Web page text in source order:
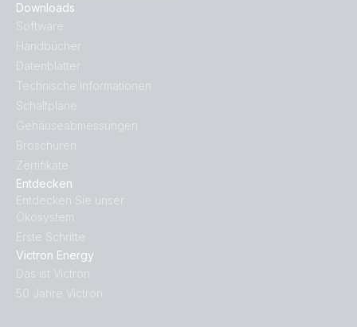
Entdecken
Entdecken Sie unser
Ökosystem
Erste Schritte
Victron Energy
Das ist Victron
50 Jahre Victron
Downloads
Software
Handbücher
Datenblätter
Technische Informationen
Schaltpläne
Gehäuseabmessungen
Broschüren
Zertifikate